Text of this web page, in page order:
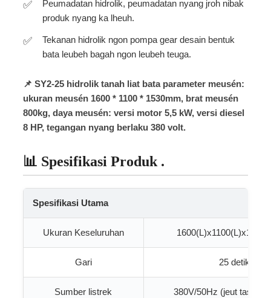
Peumadatan hidrolik, peumadatan nyang jroh nibak
produk nyang ka lheuh.
Tekanan hidrolik ngon pompa gear desain bentuk
bata leubeh bagah ngon leubeh teuga.
📌 SY2-25 hidrolik tanah liat bata parameter meusén:
ukuran meusén 1600 * 1100 * 1530mm, brat meusén
800kg, daya meusén: versi motor 5,5 kW, versi diesel
8 HP, tegangan nyang berlaku 380 volt.
📊 Spesifikasi Produk .
Spesifikasi Utama
Ukuran Keseluruhan
Gari 25 detik
Sumber listrek 380V/50Hz (jeut